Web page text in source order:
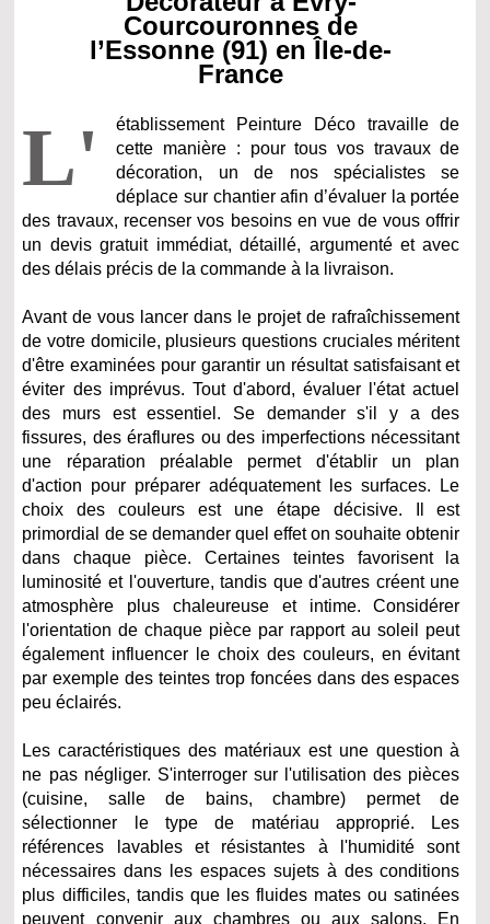
Courcouronnes de
l’Essonne (91) en Île-de-
France
L'
établissement Peinture Déco travaille de
cette manière : pour tous vos travaux de
décoration, un de nos spécialistes se
déplace sur chantier afin d’évaluer la portée
des travaux, recenser vos besoins en vue de vous offrir
un devis gratuit immédiat, détaillé, argumenté et avec
des délais précis de la commande à la livraison.
Avant de vous lancer dans le projet de rafraîchissement
de votre domicile, plusieurs questions cruciales méritent
d'être examinées pour garantir un résultat satisfaisant et
éviter des imprévus. Tout d'abord, évaluer l'état actuel
des murs est essentiel. Se demander s'il y a des
fissures, des éraflures ou des imperfections nécessitant
une réparation préalable permet d'établir un plan
d'action pour préparer adéquatement les surfaces. Le
choix des couleurs est une étape décisive. Il est
primordial de se demander quel effet on souhaite obtenir
dans chaque pièce. Certaines teintes favorisent la
luminosité et l'ouverture, tandis que d'autres créent une
atmosphère plus chaleureuse et intime. Considérer
l'orientation de chaque pièce par rapport au soleil peut
également influencer le choix des couleurs, en évitant
par exemple des teintes trop foncées dans des espaces
peu éclairés.
Les caractéristiques des matériaux est une question à
ne pas négliger. S'interroger sur l'utilisation des pièces
(cuisine, salle de bains, chambre) permet de
sélectionner le type de matériau approprié. Les
références lavables et résistantes à l'humidité sont
nécessaires dans les espaces sujets à des conditions
plus difficiles, tandis que les fluides mates ou satinées
peuvent convenir aux chambres ou aux salons. En